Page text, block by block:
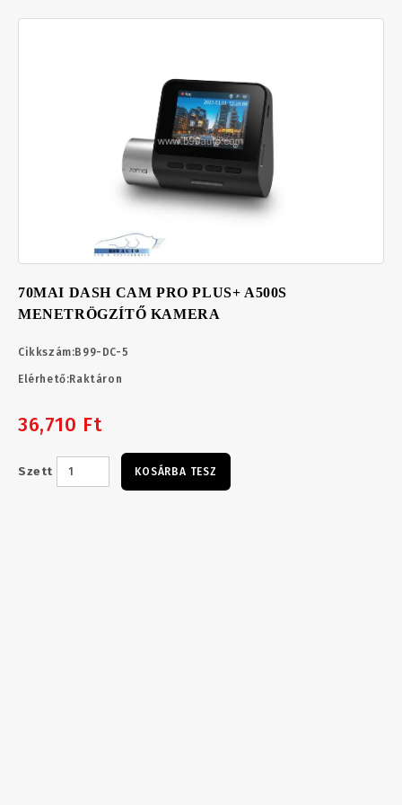
70MAI DASH CAM PRO PLUS+ A500S
MENETRÖGZÍTŐ KAMERA
Cikkszám:B99-DC-5
Elérhető:Raktáron
36,710 Ft
Szett KOSÁRBA TESZ